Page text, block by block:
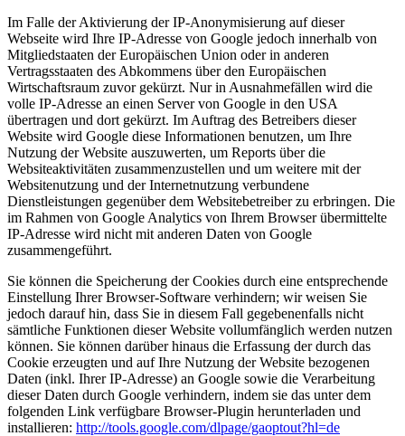
Im Falle der Aktivierung der IP-Anonymisierung auf dieser
Webseite wird Ihre IP-Adresse von Google jedoch innerhalb von
Mitgliedstaaten der Europäischen Union oder in anderen
Vertragsstaaten des Abkommens über den Europäischen
Wirtschaftsraum zuvor gekürzt. Nur in Ausnahmefällen wird die
volle IP-Adresse an einen Server von Google in den USA
übertragen und dort gekürzt. Im Auftrag des Betreibers dieser
Website wird Google diese Informationen benutzen, um Ihre
Nutzung der Website auszuwerten, um Reports über die
Websiteaktivitäten zusammenzustellen und um weitere mit der
Websitenutzung und der Internetnutzung verbundene
Dienstleistungen gegenüber dem Websitebetreiber zu erbringen. Die
im Rahmen von Google Analytics von Ihrem Browser übermittelte
IP-Adresse wird nicht mit anderen Daten von Google
zusammengeführt.
Sie können die Speicherung der Cookies durch eine entsprechende
Einstellung Ihrer Browser-Software verhindern; wir weisen Sie
jedoch darauf hin, dass Sie in diesem Fall gegebenenfalls nicht
sämtliche Funktionen dieser Website vollumfänglich werden nutzen
können. Sie können darüber hinaus die Erfassung der durch das
Cookie erzeugten und auf Ihre Nutzung der Website bezogenen
Daten (inkl. Ihrer IP-Adresse) an Google sowie die Verarbeitung
dieser Daten durch Google verhindern, indem sie das unter dem
folgenden Link verfügbare Browser-Plugin herunterladen und
installieren: http://tools.google.com/dlpage/gaoptout?hl=de